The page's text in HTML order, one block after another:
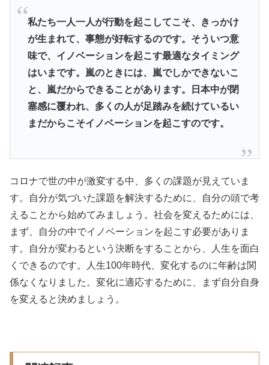
私たち一人一人が行動を起こしてこそ、きっかけ
が生まれて、事態が好転するのです。そういつ意
味で、イノベーションを起こす最適なタイミング
はいまです。嵐のときには、嵐でしかできないこ
と、嵐だからできることがあります。日本中が閉
塞感に覆われ、多くの人が足踏みを続けているい
まだからこそイノベーションを起こすのです。
コロナで世の中が激変する中、多くの課題が見えていま
す。自分が気づいた課題を解決するために、自分の頭で考
えることから始めてみましょう。社会を変えるためには、
まず、自分の中でイノベーションを起こす必要がありま
す。自分が変わるという決断をすることから、人生を面白
くできるのです。人生100年時代、変化するのに年齢は関
係なくなりました。変化に適応するために、まず自分自身
を変えると決めましょう。